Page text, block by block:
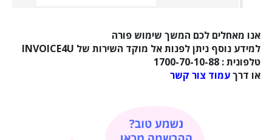
אנו מאחלים לכם המשך שימוש פורה
למידע נוסף ניתן לפנות אל מוקד השירות של INVOICE4U
טלפונית : 1700-70-10-88
או דרךעמוד צור קשר